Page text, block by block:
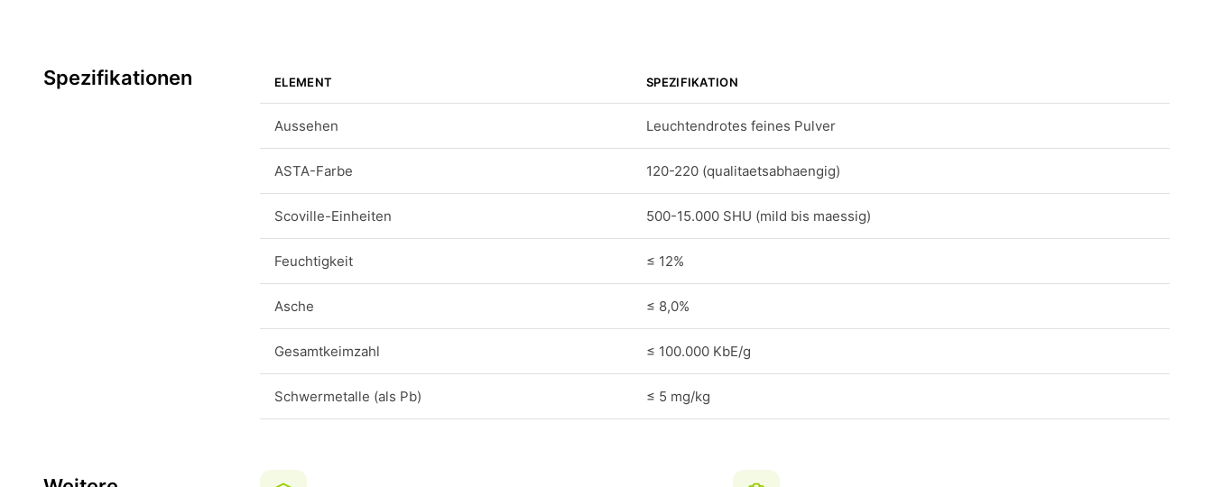
Spezifikationen ELEMENT SPEZIFIKATION
Aussehen Leuchtendrotes feines Pulver
ASTA-Farbe 120-220 (qualitaetsabhaengig)
Scoville-Einheiten 500-15.000 SHU (mild bis maessig)
Feuchtigkeit ≤ 12%
Asche ≤ 8,0%
Gesamtkeimzahl ≤ 100.000 KbE/g
Schwermetalle (als Pb) ≤ 5 mg/kg